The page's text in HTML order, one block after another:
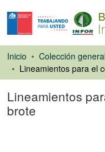
Inicio Colección general
Lineamientos
brote